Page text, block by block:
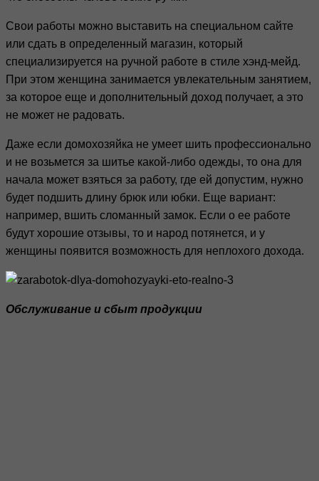
Свои работы можно выставить на специальном сайте
или сдать в определенный магазин, который
специализируется на ручной работе в стиле хэнд-мейд.
При этом женщина занимается увлекательным занятием,
за которое еще и дополнительный доход получает, а это
не может не радовать.
Даже если домохозяйка не умеет шить профессионально
и не возьмется за шитье какой-либо одежды, то она для
начала может взяться за работу, где ей допустим, нужно
будет подшить длину брюк или юбки. Еще вариант:
например, вшить сломанный замок. Если о ее работе
будут хорошие отзывы, то и народ потянется, и у
женщины появится возможность для неплохого дохода.
Обслуживание и сбыт продукции